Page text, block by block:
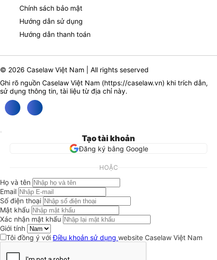
Chính sách bảo mật
Hướng dẫn sử dụng
Hướng dẫn thanh toán
© 2026 Caselaw Việt Nam | All rights seserved
Ghi rõ nguồn Caselaw Việt Nam (https://caselaw.vn) khi trích dẫn,
sử dụng thông tin, tài liệu từ địa chỉ này.
Tạo tài khoản
Đăng ký bằng Google
HOẶC
Họ và tên
Email
Số điện thoại
Mật khẩu
Xác nhận mật khẩu
Giới tính
Tôi đồng ý vớiĐiều khoản sử dụng website Caselaw Việt Nam